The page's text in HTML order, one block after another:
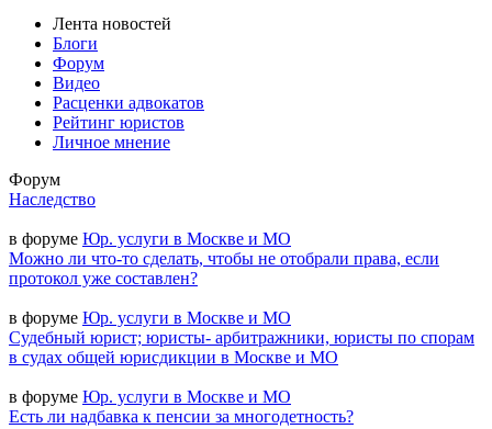
Лента новостей
Блоги
Форум
Видео
Расценки адвокатов
Рейтинг юристов
Личное мнение
Форум
Наследство
в форуме Юр. услуги в Москве и МО
Можно ли что-то сделать, чтобы не отобрали права, если
протокол уже составлен?
в форуме Юр. услуги в Москве и МО
Судебный юрист; юристы- арбитражники, юристы по спорам
в судах общей юрисдикции в Москве и МО
в форуме Юр. услуги в Москве и МО
Есть ли надбавка к пенсии за многодетность?